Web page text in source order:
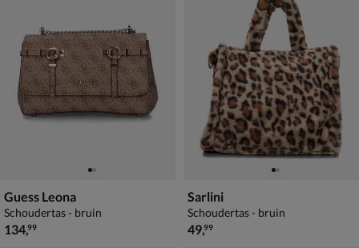
Guess Leona
Schoudertas - bruin
€ 134,99
134,99
Sarlini
Schoudertas - bruin
€ 49,99
49,99